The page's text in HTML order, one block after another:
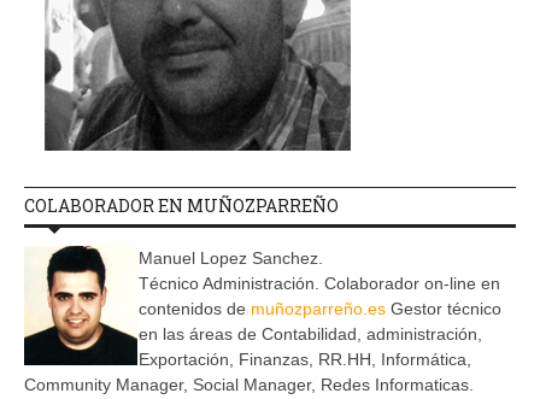
COLABORADOR EN MUÑOZPARREÑO
Manuel Lopez Sanchez.
Técnico Administración. Colaborador on-line en
contenidos de muñozparreño.es Gestor técnico
en las áreas de Contabilidad, administración,
Exportación, Finanzas, RR.HH, Informática,
Community Manager, Social Manager, Redes Informaticas.